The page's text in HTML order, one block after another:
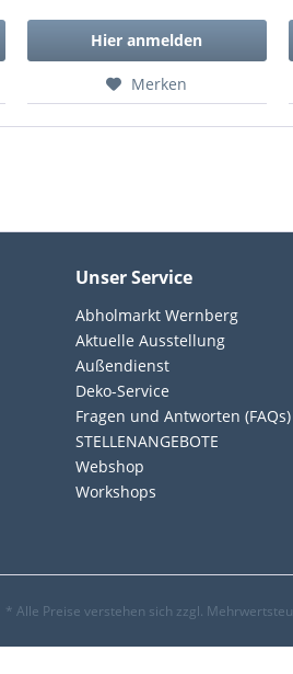
Hier anmelden
Merken
Unser Service
Abholmarkt Wernberg
Aktuelle Ausstellung
Außendienst
Deko-Service
Fragen und Antworten (FAQs)
STELLENANGEBOTE
Webshop
Workshops
* Alle Preise verstehen sich zzgl.